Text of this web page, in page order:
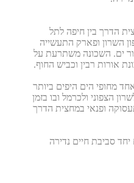
הדרך בין חיפה לתל
השרון ופארק התעשייה
ים. השכונה משתרעת על
מחופי הים היפים ביותר
הצפוני ולכרמל ובו בזמן
ופנאי במחצית הדרך
יחד סביבת חיים נדירה